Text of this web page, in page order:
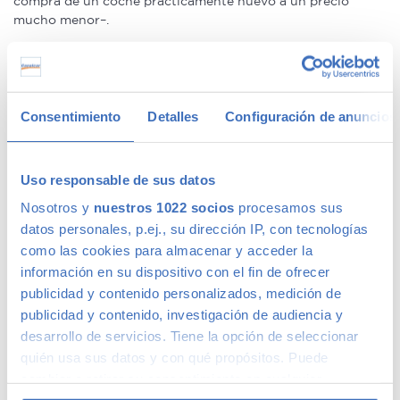
Consentimiento Detalles Configuración de anuncios
Uso responsable de sus datos
Nosotros y nuestros 1022 socios procesamos sus
datos personales, p.ej., su dirección IP, con tecnologías
como las cookies para almacenar y acceder la
información en su dispositivo con el fin de ofrecer
publicidad y contenido personalizados, medición de
publicidad y contenido, investigación de audiencia y
desarrollo de servicios. Tiene la opción de seleccionar
quién usa sus datos y con qué propósitos. Puede
mucho menor–.
second hand cars in Madrid
with confidence.
Ofertas en coches de segunda mano
Premium y 1.000€ en gama media. Todos nuestros coches
de segunda mano tienen precios fijos, pero siempre podrás
encontrar descuentos de los que beneficiarte. Ven a vernos
y pregúntanos por nuestras ofertas, las acompañaremos de
condiciones de pago excepcionales, adaptándonos a tus
necesidades. Además, aceptamos tu coche a cambio.
Coches de ocasión con garantía
En Canalcar tenemos los coches de segunda mano con